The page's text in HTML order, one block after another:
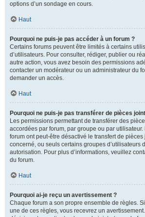
options d’un sondage en cours.
Haut
Pourquoi ne puis-je pas accéder à un forum ?
Certains forums peuvent être limités à certains
d’utilisateurs. Pour consulter, rédiger, publier ou
autre action, vous avez besoin des permissions
contacter un modérateur ou un administrateur du
demander un accès.
Haut
Pourquoi ne puis-je pas transférer de pièces
Les permissions permettant de transférer des
accordées par forum, par groupe ou par
forum ont peut-être désactivé le transfert de
concerné, ou seuls certains groupes d’utilisateurs
autorisation. Pour plus d’informations, veuillez
du forum.
Haut
Pourquoi ai-je reçu un avertissement ?
Chaque forum a son propre ensemble de règles.
une de ces règles, vous recevrez un